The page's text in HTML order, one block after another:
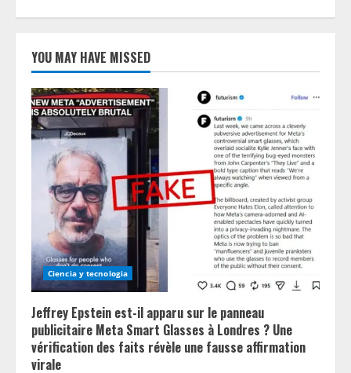
YOU MAY HAVE MISSED
Ciencia y tecnologia
Jeffrey Epstein est-il apparu sur le panneau
publicitaire Meta Smart Glasses à Londres ? Une
vérification des faits révèle une fausse affirmation
virale